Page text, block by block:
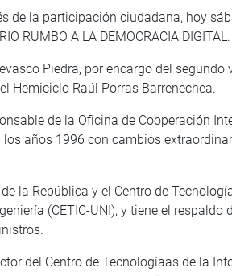
de la participación ciudadana, hoy
RUMBO A LA DEMOCRACIA DIGITAL.
Piedra, por encargo del segundo
Hemiciclo Raúl Porras Barrenechea.
de la Oficina de Cooperación
años 1996 con cambios
la República y el Centro de
(CETIC-UNI), y tiene el respaldo
del Centro de Tecnologíaas de la